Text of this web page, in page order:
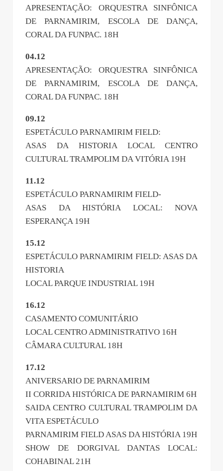
APRESENTAÇÃO: ORQUESTRA SINFÔNICA
DE PARNAMIRIM, ESCOLA DE DANÇA,
CORAL DA FUNPAC. 18H
04.12
APRESENTAÇÃO: ORQUESTRA SINFÔNICA
DE PARNAMIRIM, ESCOLA DE DANÇA,
CORAL DA FUNPAC. 18H
09.12
ESPETÁCULO PARNAMIRIM FIELD:
ASAS DA HISTORIA LOCAL CENTRO
CULTURAL TRAMPOLIM DA VITÓRIA 19H
11.12
ESPETÁCULO PARNAMIRIM FIELD-
ASAS DA HISTÓRIA LOCAL: NOVA
ESPERANÇA 19H
15.12
ESPETÁCULO PARNAMIRIM FIELD: ASAS DA
HISTORIA
LOCAL PARQUE INDUSTRIAL 19H
16.12
CASAMENTO COMUNITÁRIO
LOCAL CENTRO ADMINISTRATIVO 16H
CÂMARA CULTURAL 18H
17.12
ANIVERSARIO DE PARNAMIRIM
II CORRIDA HISTÓRICA DE PARNAMIRIM 6H
SAIDA CENTRO CULTURAL TRAMPOLIM DA
VITA ESPETÁCULO
PARNAMIRIM FIELD ASAS DA HISTÓRIA 19H
SHOW DE DORGIVAL DANTAS LOCAL:
COHABINAL 21H